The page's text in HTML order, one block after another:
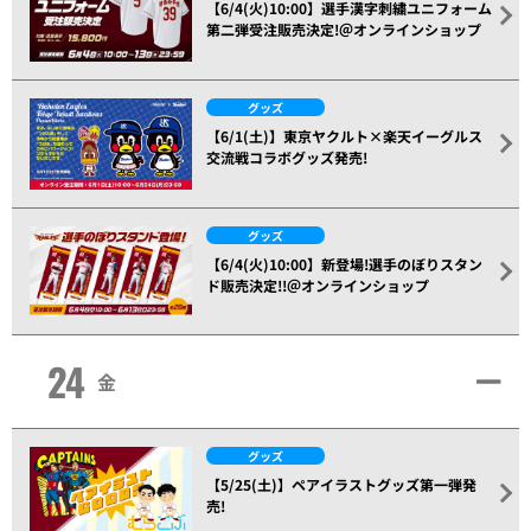
【6/4(火)10:00】選手漢字刺繍ユニフォーム
第二弾受注販売決定!＠オンラインショップ
グッズ
【6/1(土)】東京ヤクルト×楽天イーグルス
交流戦コラボグッズ発売!
グッズ
【6/4(火)10:00】新登場!選手のぼりスタン
ド販売決定!!＠オンラインショップ
24 金
グッズ
【5/25(土)】ペアイラストグッズ第一弾発
売!